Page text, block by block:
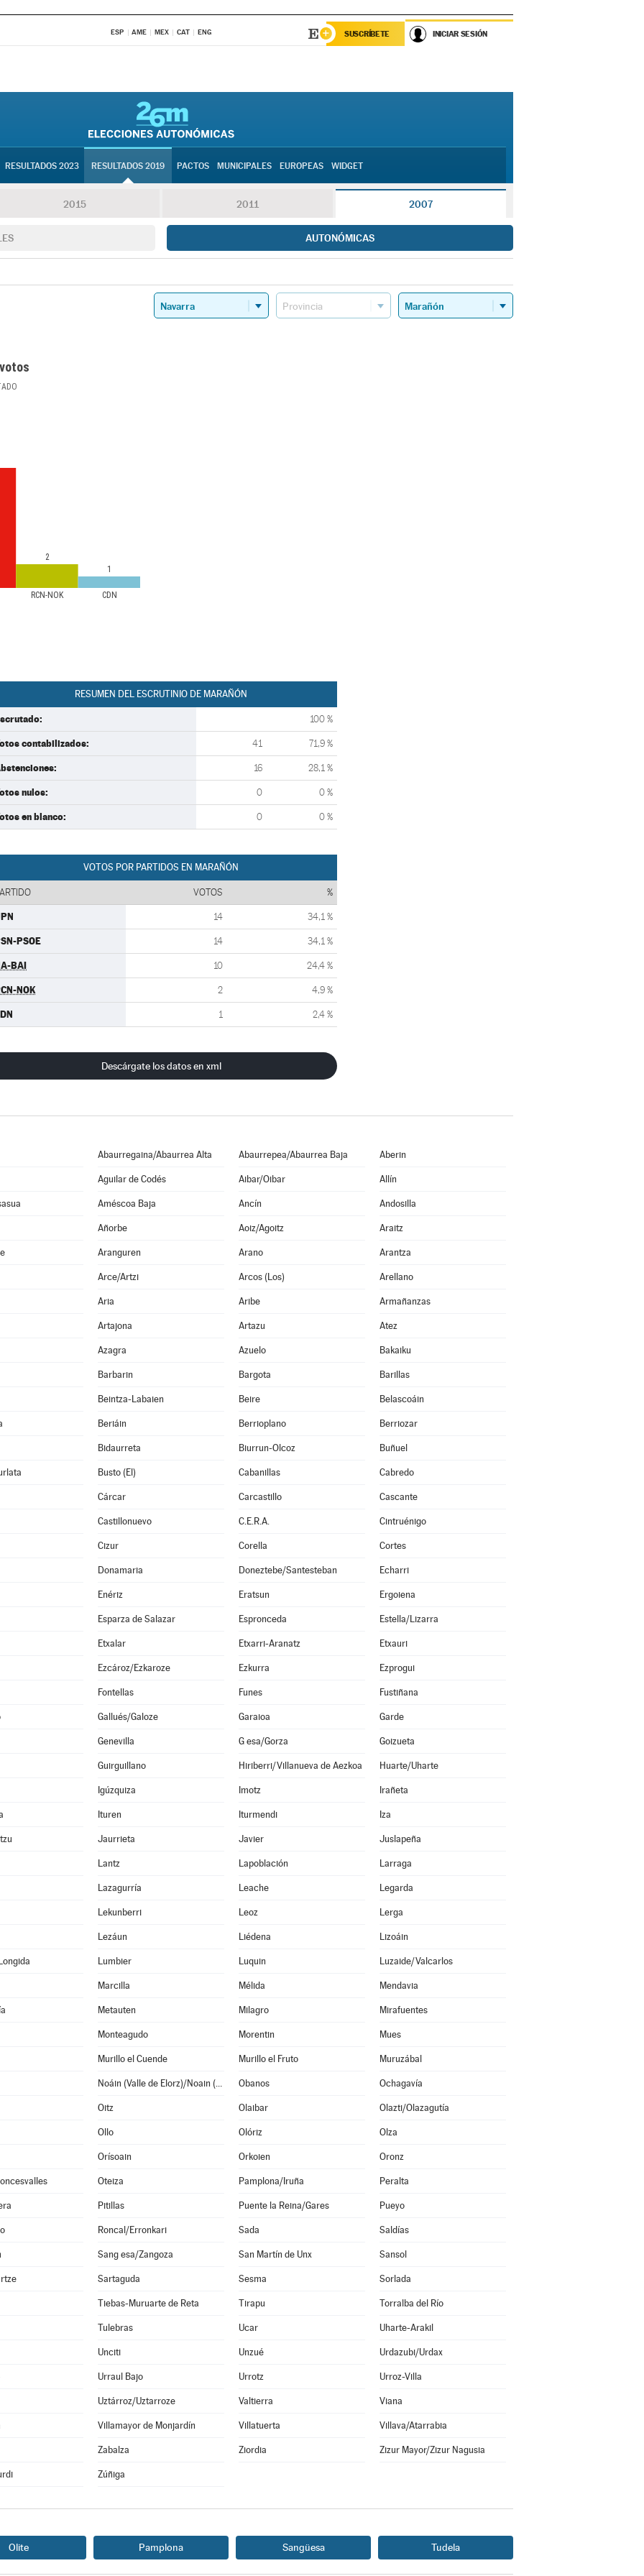
ESP AME MEX CAT ENG SUSCRÍBETE INICIAR SESIÓN
RESULTADOS 2023 RESULTADOS 2019 PACTOS MUNICIPALES EUROPEAS WIDGET
2015 2011 2007
AUTONÓMICAS
RCN-NOK CDN
2
1
RESUMEN DEL ESCRUTINIO DE MARAÑÓN
100 %
contabilizados: 41 71,9 %
16 28,1 %
nulos: 0 0 %
en blanco: 0 0 %
VOTOS POR PARTIDOS EN MARAÑÓN
VOTOS %
14 34,1 %
PSOE 14 34,1 %
BAI 10 24,4 %
NOK 2 4,9 %
1 2,4 %
Descárgate los datos en xml
Abaurregaina/Abaurrea Alta Abaurrepea/Abaurrea Baja Aberin
Aguilar de Codés Aibar/Oibar Allín
Améscoa Baja Ancín Andosilla
Añorbe Aoiz/Agoitz Araitz
Aranguren Arano Arantza
Arce/Artzi Arcos (Los) Arellano
Aria Aribe Armañanzas
Artajona Artazu Atez
Azagra Azuelo Bakaiku
Barbarin Bargota Barillas
Beintza-Labaien Beire Belascoáin
Beriáin Berrioplano Berriozar
Bidaurreta Biurrun-Olcoz Buñuel
Busto (El) Cabanillas Cabredo
Cárcar Carcastillo Cascante
Castillonuevo C.E.R.A. Cintruénigo
Cizur Corella Cortes
Donamaria Doneztebe/Santesteban Echarri
Enériz Eratsun Ergoiena
Esparza de Salazar Espronceda Estella/Lizarra
Etxalar Etxarri-Aranatz Etxauri
Ezcároz/Ezkaroze Ezkurra Ezprogui
Fontellas Funes Fustiñana
Gallués/Galoze Garaioa Garde
Genevilla G esa/Gorza Goizueta
Guirguillano Hiriberri/Villanueva de Aezkoa Huarte/Uharte
Igúzquiza Imotz Irañeta
Ituren Iturmendi Iza
Jaurrieta Javier Juslapeña
Lantz Lapoblación Larraga
Lazagurría Leache Legarda
Lekunberri Leoz Lerga
Lezáun Liédena Lizoáin
Lumbier Luquin Luzaide/Valcarlos
Marcilla Mélida Mendavia
Metauten Milagro Mirafuentes
Monteagudo Morentin Mues
Murillo el Cuende Murillo el Fruto Muruzábal
Noáin (Valle de Elorz)/Noain (Elortzibar) Obanos Ochagavía
Oitz Olaibar Olazti/Olazagutía
Ollo Olóriz Olza
Orísoain Orkoien Oronz
Oteiza Pamplona/Iruña Peralta
Pitillas Puente la Reina/Gares Pueyo
Roncal/Erronkari Sada Saldías
Sang esa/Zangoza San Martín de Unx Sansol
Sartaguda Sesma Sorlada
Tiebas-Muruarte de Reta Tirapu Torralba del Río
Tulebras Ucar Uharte-Arakil
Unciti Unzué Urdazubi/Urdax
Urraul Bajo Urrotz Urroz-Villa
Uztárroz/Uztarroze Valtierra Viana
Villamayor de Monjardín Villatuerta Villava/Atarrabia
Zabalza Ziordia Zizur Mayor/Zizur Nagusia
Zúñiga
Olite Pamplona Sangüesa Tudela